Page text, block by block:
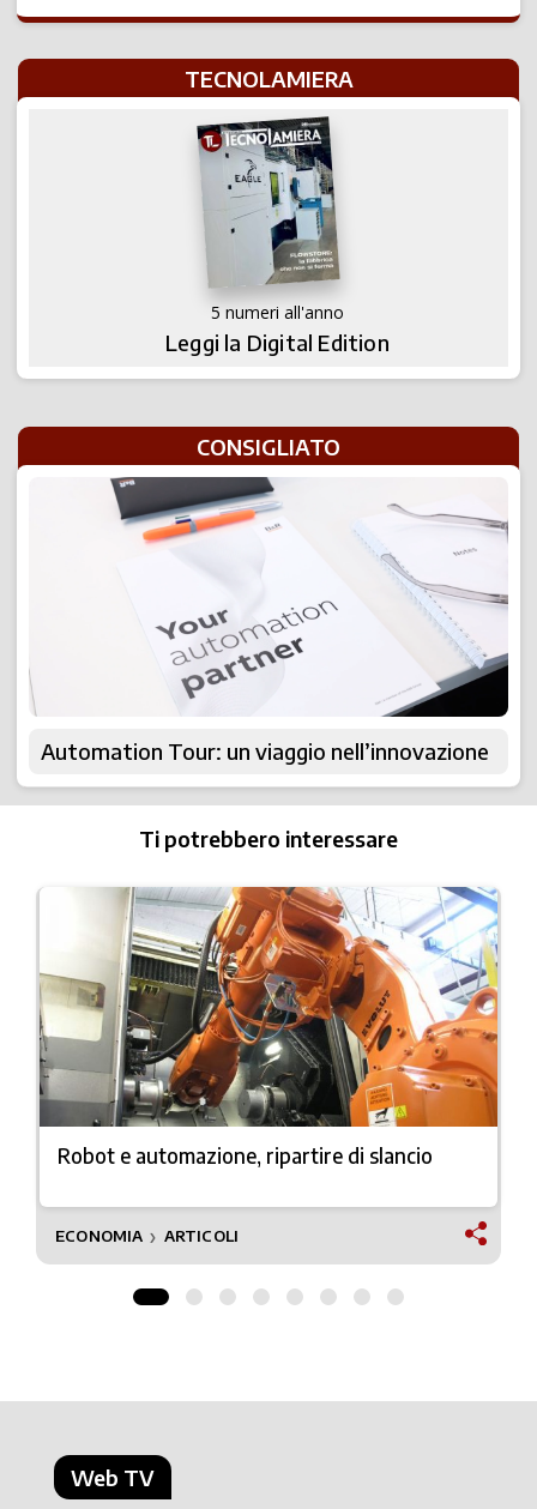
TECNOLAMIERA
5 numeri all'anno
Leggi la Digital Edition
CONSIGLIATO
Automation Tour: un viaggio nell’innovazione
Ti potrebbero interessare
Robot e automazione, ripartire di slancio
ECONOMIA ❯ ARTICOLI
Web TV